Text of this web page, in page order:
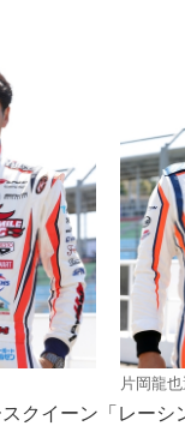
片岡龍
クイーン「レーシ